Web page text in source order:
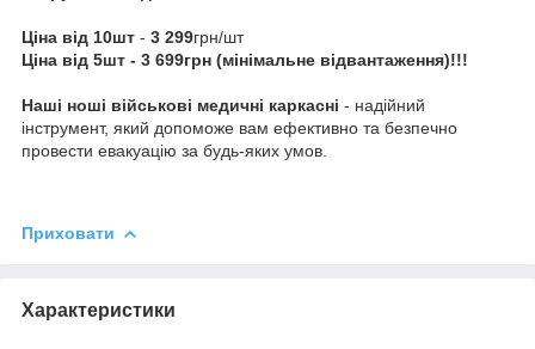
Ціна від 10шт - 3 299грн/шт
Ціна від 5шт - 3 699грн (мінімальне відвантаження)!!!
Наші ноші військові медичні каркасні - надійний
інструмент, який допоможе вам ефективно та безпечно
провести евакуацію за будь-яких умов.
Приховати
Характеристики